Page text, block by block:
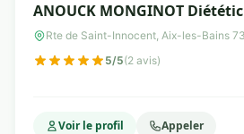
ANOUCK MONGINOT
Nutritionniste diplômée
consultation en ligne et à
Rte de Saint-Innocent, Aix-les-Bains
5/5(2 avis)
Voir le profil Appeler